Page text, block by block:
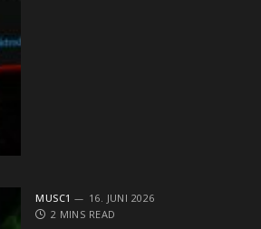
MUSC1
16. JUNI 2026
2 MINS READ